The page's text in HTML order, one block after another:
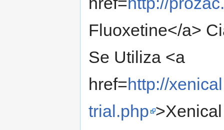
Fluoxetine</a>
Se Utiliza <a
href=http://
trial.php